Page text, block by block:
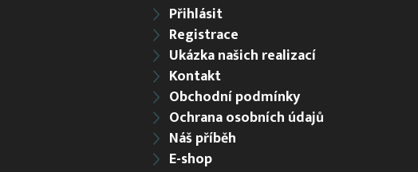
Přihlásit
Registrace
Ukázka našich realizací
Kontakt
Obchodní podmínky
Ochrana osobních údajů
Náš příběh
E-shop